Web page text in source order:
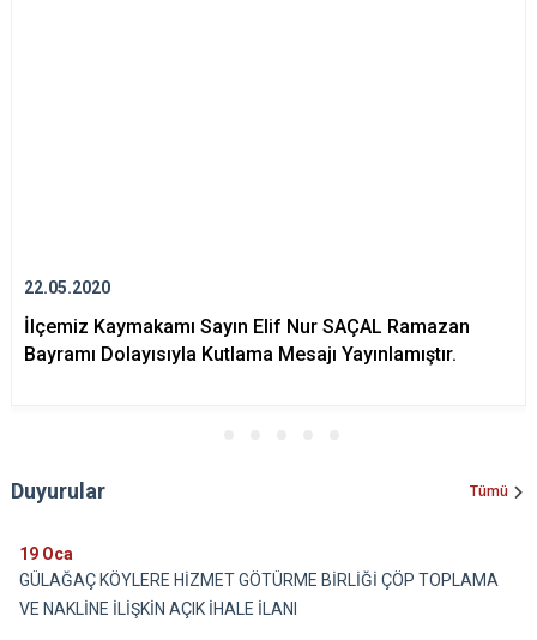
22.05.2020
İlçemiz Kaymakamı Sayın Elif Nur SAÇAL Ramazan
Bayramı Dolayısıyla Kutlama Mesajı Yayınlamıştır.
Duyurular Tümü
19 Oca
GÜLAĞAÇ KÖYLERE HİZMET GÖTÜRME BİRLİĞİ ÇÖP TOPLAMA
VE NAKLİNE İLİŞKİN AÇIK İHALE İLANI